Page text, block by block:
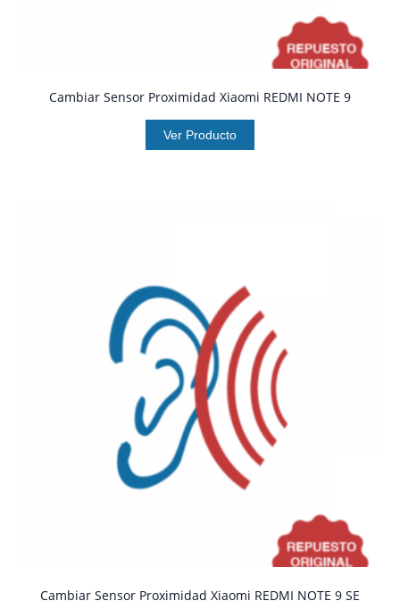
Cambiar Sensor Proximidad Xiaomi REDMI NOTE 9
Ver Producto
Cambiar Sensor Proximidad Xiaomi REDMI NOTE 9 SE